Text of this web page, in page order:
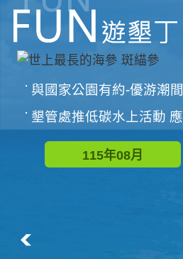
與國家公園有約-優游潮間探險者
墾管處推低碳水上活動 應屆畢業生限額免費參加
115年08月